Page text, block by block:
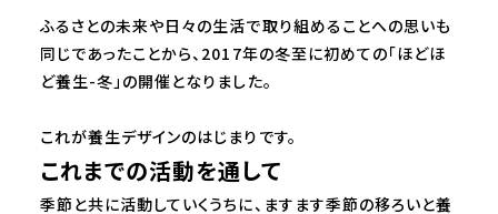
ふるさとの未来や日々の生活で取り組めることへの思いも
同じであったことから、2017年の冬至に初めての「ほどほ
ど養生-冬」の開催となりました。
これが養生デザインのはじまりです。
これまでの活動を通して
季節と共に活動していくうちに、ますます季節の移ろいと養